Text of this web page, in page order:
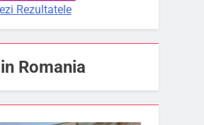
Rezultatele
Romania